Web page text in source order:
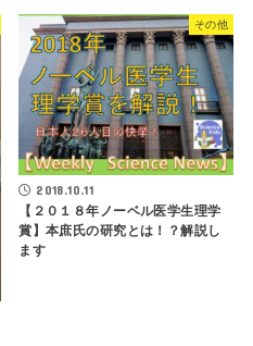
その他
2018.10.11
【２０１８年ノーベル医学生理学
賞】本庶氏の研究とは！？解説し
ます